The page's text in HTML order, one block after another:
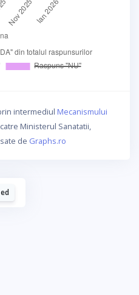
intermediul Mecanismului
Ministerul Sanatatii,
de Graphs.ro